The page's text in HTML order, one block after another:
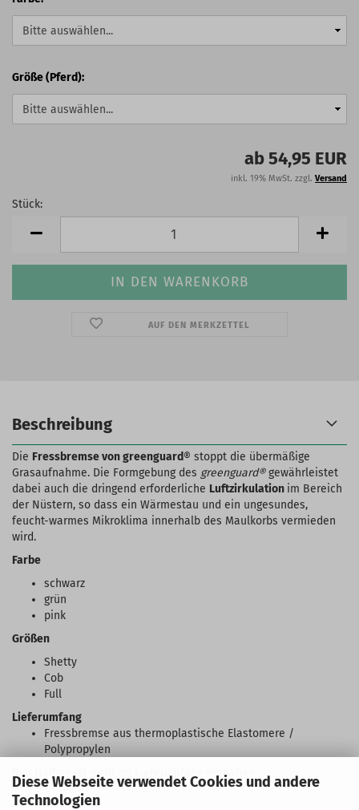
Diese Webseite verwendet Cookies und andere
Technologien
Größe (Pferd):
ab 54,95 EUR
inkl. 19% MwSt. zzgl. Versand
Stück:
AUF DEN MERKZETTEL
Beschreibung
Die Fressbremse von greenguard® stoppt die übermäßige
Grasaufnahme. Die Formgebung des greenguard®gewährleistet
dabei auch die dringend erforderliche Luftzirkulation im Bereich
der Nüstern, so dass ein Wärmestau und ein ungesundes,
feucht-warmes Mikroklima innerhalb des Maulkorbs vermieden
wird.
Farbe
schwarz
grün
pink
Größen
Shetty
Cob
Full
Lieferumfang
Fressbremse aus thermoplastische Elastomere /
Polypropylen
Das Halfter ist nicht im Lieferumfang enthalten.